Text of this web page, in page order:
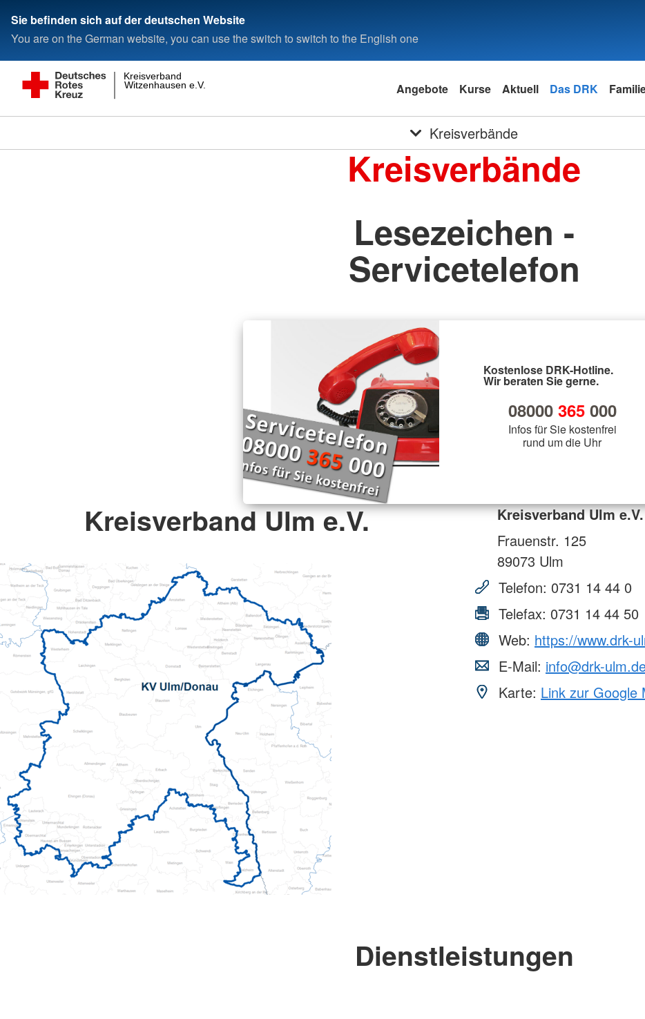
Sie befinden sich auf der deutschen Website
You are on the German website, you can use the switch to switch to the English one
Witzenhausen e.V.
Kreisverband
Angebote Kurse Aktuell Das DRK
Kreisverbände
Kreisverbände
Lesezeichen -
Servicetelefon
Kostenlose DRK-Hotline.
Wir beraten Sie gerne.
08000 365000
Infos für Sie kostenfrei
rund um die Uhr
Kreisverband Ulm e.V.
Kreisverband Ulm e.V.
Frauenstr. 125
89073 Ulm
Telefon: 0731 14 44 0
Telefax: 0731 14 44 50
Web: https://www.drk-
E-Mail: info@drk-
Karte: Link zur Google
Dienstleistungen